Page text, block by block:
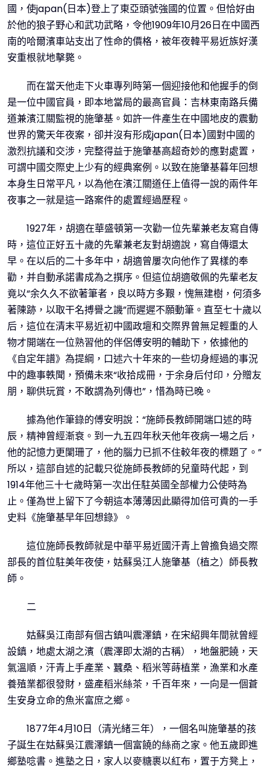
國，使japan(日本)登上了東亞頭號強國的位置。但恰好由
於他的狼子野心和武功武略，令他1909年10月26日在中國西
南的哈爾濱車站支出了性命的價格，被年夜韓平易近族好漢
安重根就地擊斃。
而在當天他走下火車專列時第一個迎接他和他握手的倒
是一位中國官員，即本地當局的最高官員：吉林東南路兵備
道兼濱江關監視的施肇基。如許一件產生在中國地皮的震動
世界的驚天年夜案，卻并沒有形成japan(日本)國對中國的
激烈抗議和交涉，完整得益于施肇基高超奇妙的應對處置，
可謂中國交際史上少有的經典案例。以致在施肇基暮年回想
本身生日常平凡，以為他在濱江關道任上值得一說的兩件年
夜事之一就是這一路案件的處置經過歷程。
1927年，胡適在華盛頓第一次勸一位先輩兼老友寫自傳
時，這位正好五十歲的先輩兼老友對胡適說，寫自傳還太
早。在以后的二十多年中，胡適曾屢次向他作了異樣的奉
勸，并自動承諾書成為之撰序。但這位胡適敬佩的先輩老友
竟以“余久久不欲著筆者，良以時方多艱，愧無建樹，何須多
著陳跡，以取干名搏譽之譏”而遲遲不願動筆。直至七十歲以
后，這位在清末平易近初中國政壇和交際界曾無足輕重的人
物才開端在一位熟習他的伴侶傅安明的輔助下，依據他的
《自定年譜》為提綱，口述六十年來的一些切身經過的事況
中的趣事軼聞，預備未來“收拾成冊，于余身后付印，分贈友
朋，聊供玩賞，不敢謂為列傳也”，惜為時已晚。
據為他作筆錄的傅安明說：“施師長教師開端口述的時
辰，精神曾經漸衰。到一九五四年秋天他年夜病一場之后，
他的記憶力更闌珊了，他的腦力已抓不住較年夜的標題了。”
所以，這部自述的記載只從施師長教師的兒童時代起，到
1914年他三十七歲時第一次出任駐英國全部權力公使時為
止。僅為世上留下了今朝這本薄薄因此顯得加倍可貴的一手
史料《施肇基早年回想錄》。
這位施師長教師就是中華平易近國汗青上曾擔負過交際
部長的首位駐美年夜使，姑蘇吳江人施肇基（植之）師長教
師。
二
姑蘇吳江南部有個古鎮叫震澤鎮，在宋紹興年間就曾經
設鎮，地處太湖之濱（震澤即太湖的古稱），地盤肥饒，天
氣溫順，汗青上手產業、蠶桑、稻米等蒔植業，漁業和水產
養殖業都很發財，盛產稻米絲茶，千百年來，一向是一個蒼
生安身立命的魚米富庶之鄉。
1877年4月10日（清光緒三年），一個名叫施肇基的孩
子誕生在姑蘇吳江震澤鎮一個富饒的絲商之家。他五歲即進
鄉塾唸書。進塾之日，家人以麥糖裹以紅布，置于方凳上，